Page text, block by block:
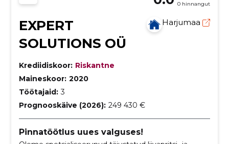
0 hinnangut
EXPERT
SOLUTIONS OÜ
Harjumaa
Krediidiskoor: Riskantne
Maineskoor: 2020
Töötajaid: 3
Prognooskäive (2026): 249 430 €
Pinnatöötlus uues valguses!